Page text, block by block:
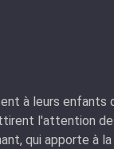
à leurs enfants
l'attention
qui apporte à